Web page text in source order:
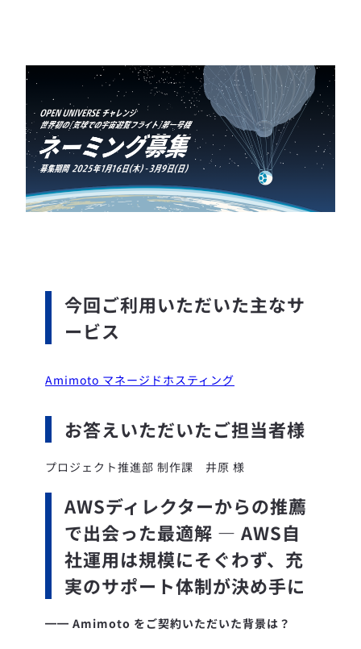
今回ご利用いただいた主なサ
ービス
Amimoto マネージドホスティング
お答えいただいたご担当者様
プロジェクト推進部 制作課 井原 様
AWSディレクターからの推薦
で出会った最適解 ― AWS自
社運用は規模にそぐわず、充
実のサポート体制が決め手に
━━ Amimoto をご契約いただいた背景は？